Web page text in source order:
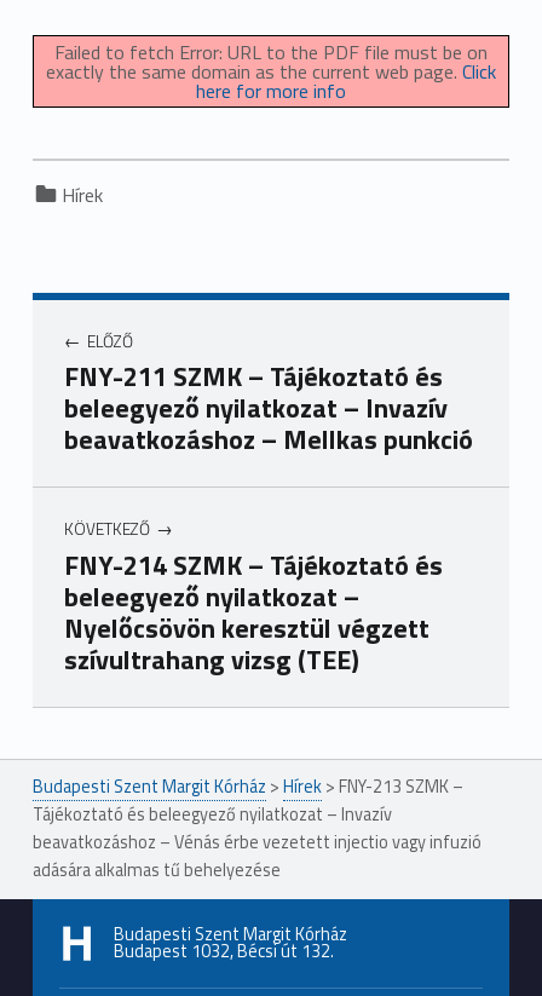
Failed to fetch Error: URL to the PDF file must be on
exactly the same domain as the current web page. Click
here for more info
Categorized in:
Hírek
ELŐZŐ
FNY-211 SZMK – Tájékoztató és
beleegyező nyilatkozat – Invazív
beavatkozáshoz – Mellkas punkció
KÖVETKEZŐ
FNY-214 SZMK – Tájékoztató és
beleegyező nyilatkozat –
Nyelőcsövön keresztül végzett
szívultrahang vizsg (TEE)
Ugrás a főmenühöz
Budapesti Szent Margit Kórház >Hírek> FNY-213 SZMK –
Tájékoztató és beleegyező nyilatkozat – Invazív
beavatkozáshoz – Vénás érbe vezetett injectio vagy infuzió
adására alkalmas tű behelyezése
Budapesti Szent Margit Kórház
Budapest 1032, Bécsi út 132.